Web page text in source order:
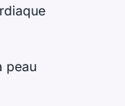
peau